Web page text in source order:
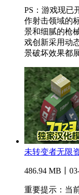
PS：游戏现已
作射击领域的
景和细腻的枪
戏创新采用动
景破坏效果都
未转变者无限
486.94 MB丨
重要提示：当